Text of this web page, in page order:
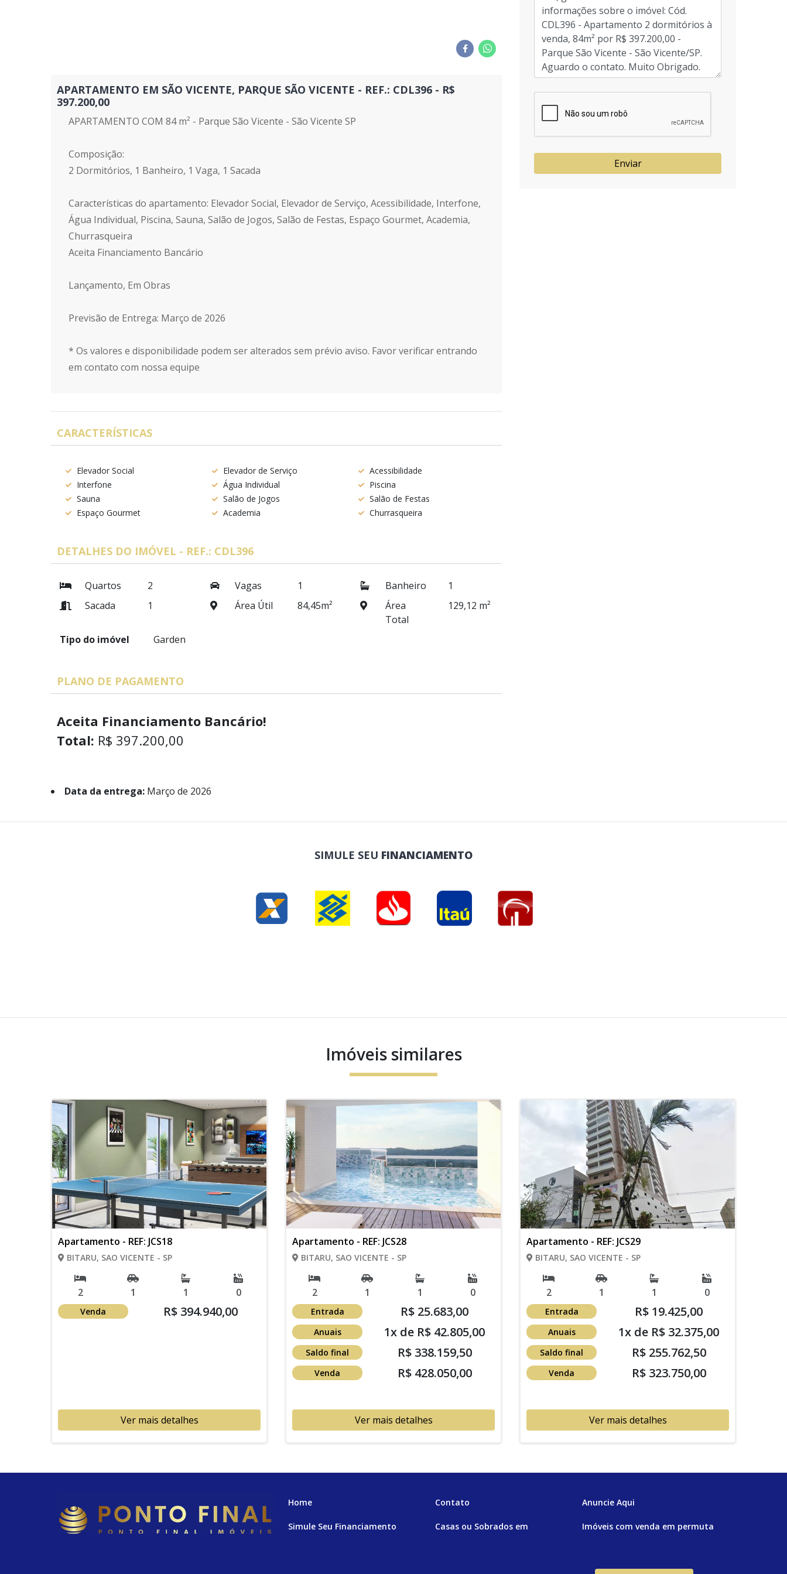
APARTAMENTO EM SÃO VICENTE, PARQUE SÃO VICENTE - REF.: CDL396 - R$
397.200,00
APARTAMENTO COM 84 m² - Parque São Vicente - São Vicente SP
Composição:
2 Dormitórios, 1 Banheiro, 1 Vaga, 1 Sacada
Características do apartamento: Elevador Social, Elevador de Serviço, Acessibilidade, Interfone,
Água Individual, Piscina, Sauna, Salão de Jogos, Salão de Festas, Espaço Gourmet, Academia,
Churrasqueira
Aceita Financiamento Bancário
Lançamento, Em Obras
Previsão de Entrega: Março de 2026
* Os valores e disponibilidade podem ser alterados sem prévio aviso. Favor verificar entrando
em contato com nossa equipe
CARACTERÍSTICAS
Elevador Social Elevador de Serviço
Acessibilidade
Interfone
Água Individual
Piscina
Sauna
Salão de Jogos
Salão de Festas
Espaço Gourmet
Academia Churrasqueira
DETALHES DO IMÓVEL - REF.: CDL396
Quartos 2 Vagas 1 Banheiro
1
Sacada
1 Área Útil 84,45m²
Área
Total
129,12 m²
Tipo do imóvel Garden
PLANO DE PAGAMENTO
Aceita Financiamento Bancário!
Total: R$ 397.200,00
Data da entrega: Março de 2026
Enviar
SIMULE SEU FINANCIAMENTO
Imóveis similares
Apartamento - REF: JCS18
BITARU, SAO VICENTE - SP
2 1 1 0
Venda R$ 394.940,00
Ver mais detalhes
Apartamento - REF: JCS28
BITARU, SAO VICENTE - SP
2 1 1 0
Entrada R$ 25.683,00
Anuais 1x de R$ 42.805,00
Saldo final R$ 338.159,50
Venda R$ 428.050,00
Ver mais detalhes
Apartamento - REF: JCS29
BITARU, SAO VICENTE - SP
2 1 1 0
Entrada R$ 19.425,00
Anuais 1x de R$ 32.375,00
Saldo final R$ 255.762,50
Venda R$ 323.750,00
Ver mais detalhes
Home Contato Anuncie Aqui
Simule Seu Financiamento
Casas ou Sobrados em
Imóveis com venda em permuta